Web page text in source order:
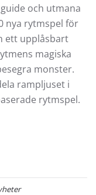
och utmana
nya rytmspel för
ett upplåsbart
magiska
monster.
rampljuset i
rytmspel.